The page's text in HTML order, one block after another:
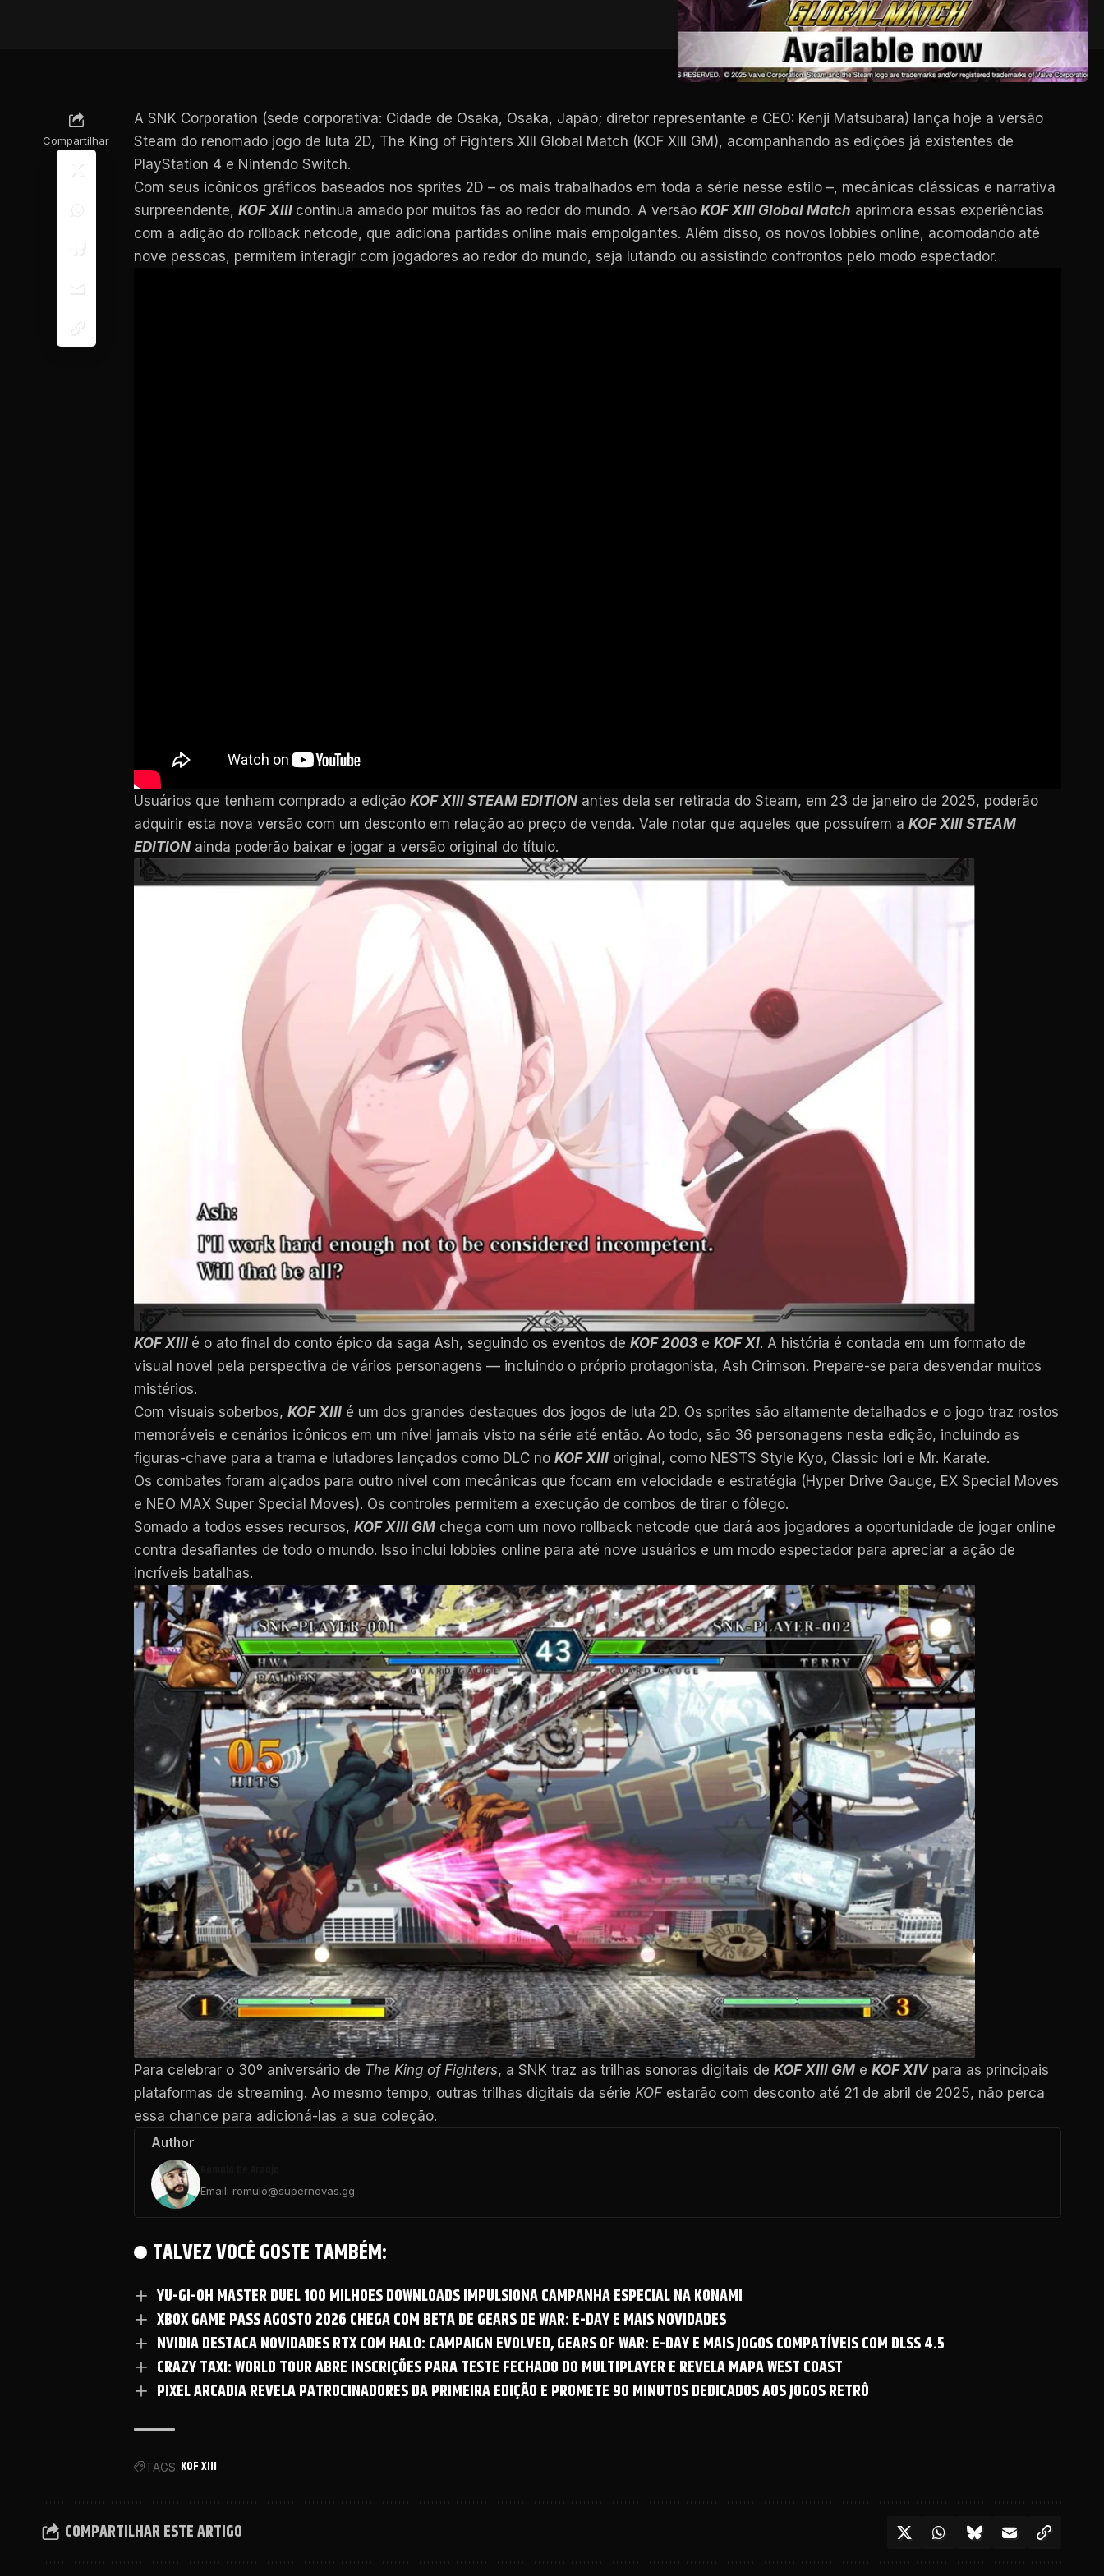
Compartilhar
A SNK Corporation (sede corporativa: Cidade de Osaka, Osaka, Japão; diretor representante e CEO: Kenji Matsubara) lança hoje a versão
Steam do renomado jogo de luta 2D, The King of Fighters XIII Global Match (KOF XIII GM), acompanhando as edições já existentes de
PlayStation 4 e Nintendo Switch.
Com seus icônicos gráficos baseados nos sprites 2D – os mais trabalhados em toda a série nesse estilo –, mecânicas clássicas e narrativa
surpreendente, KOF XIII continua amado por muitos fãs ao redor do mundo. A versão KOF XIII Global Match aprimora essas experiências
com a adição do rollback netcode, que adiciona partidas online mais empolgantes. Além disso, os novos lobbies online, acomodando até
nove pessoas, permitem interagir com jogadores ao redor do mundo, seja lutando ou assistindo confrontos pelo modo espectador.
Usuários que tenham comprado a edição KOF XIII STEAM EDITION antes dela ser retirada do Steam, em 23 de janeiro de 2025, poderão
adquirir esta nova versão com um desconto em relação ao preço de venda. Vale notar que aqueles que possuírem a KOF XIII STEAM
EDITION ainda poderão baixar e jogar a versão original do título.
KOF XIII é o ato final do conto épico da saga Ash, seguindo os eventos de KOF 2003 e KOF XI. A história é contada em um formato de
visual novel pela perspectiva de vários personagens — incluindo o próprio protagonista, Ash Crimson. Prepare-se para desvendar muitos
mistérios.
Com visuais soberbos, KOF XIII é um dos grandes destaques dos jogos de luta 2D. Os sprites são altamente detalhados e o jogo traz rostos
memoráveis e cenários icônicos em um nível jamais visto na série até então. Ao todo, são 36 personagens nesta edição, incluindo as
figuras-chave para a trama e lutadores lançados como DLC no KOF XIII original, como NESTS Style Kyo, Classic Iori e Mr. Karate.
Os combates foram alçados para outro nível com mecânicas que focam em velocidade e estratégia (Hyper Drive Gauge, EX Special Moves
e NEO MAX Super Special Moves). Os controles permitem a execução de combos de tirar o fôlego.
Somado a todos esses recursos, KOF XIII GM chega com um novo rollback netcode que dará aos jogadores a oportunidade de jogar online
contra desafiantes de todo o mundo. Isso inclui lobbies online para até nove usuários e um modo espectador para apreciar a ação de
incríveis batalhas.
Para celebrar o 30º aniversário de The King of Fighters, a SNK traz as trilhas sonoras digitais de KOF XIII GM e KOF XIVpara as principais
plataformas de streaming. Ao mesmo tempo, outras trilhas digitais da série KOFestarão com desconto até 21 de abril de 2025, não perca
essa chance para adicioná-las a sua coleção.
Author
Email: romulo@supernovas.gg
TALVEZ VOCÊ GOSTE TAMBÉM:
YU-GI-OH MASTER DUEL 100 MILHOES DOWNLOADS IMPULSIONA CAMPANHA ESPECIAL NA KONAMI
XBOX GAME PASS AGOSTO 2026 CHEGA COM BETA DE GEARS DE WAR: E-DAY E MAIS NOVIDADES
NVIDIA DESTACA NOVIDADES RTX COM HALO: CAMPAIGN EVOLVED, GEARS OF WAR: E-DAY E MAIS JOGOS COMPATÍVEIS COM DLSS 4.5
CRAZY TAXI: WORLD TOUR ABRE INSCRIÇÕES PARA TESTE FECHADO DO MULTIPLAYER E REVELA MAPA WEST COAST
PIXEL ARCADIA REVELA PATROCINADORES DA PRIMEIRA EDIÇÃO E PROMETE 90 MINUTOS DEDICADOS AOS JOGOS RETRÔ
TAGS: KOF XIII
COMPARTILHAR ESTE ARTIGO